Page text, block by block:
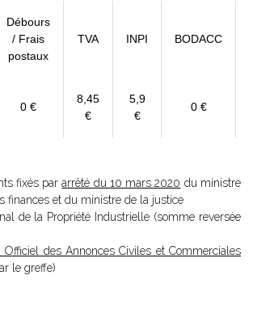
Débours
/ Frais
postaux
TVA INPI BODACC
0 €
8,45
€
5,9
€
0 €
fixés pararrêté du 10 mars 2020 du ministre
finances et du ministre de la justice
de la Propriété Industrielle (somme reversée
Officiel des Annonces Civiles et Commerciales
le greffe)